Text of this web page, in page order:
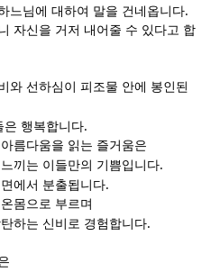
느님에 대하여 말을 건네옵니다.
자신을 거저 내어줄 수 있다고 합
와 선하심이 피조물 안에 봉인된
은 행복합니다.
름다움을 읽는 즐거움은
끼는 이들만의 기쁨입니다.
에서 분출됩니다.
몸으로 부르며
하는 신비로 경험합니다.